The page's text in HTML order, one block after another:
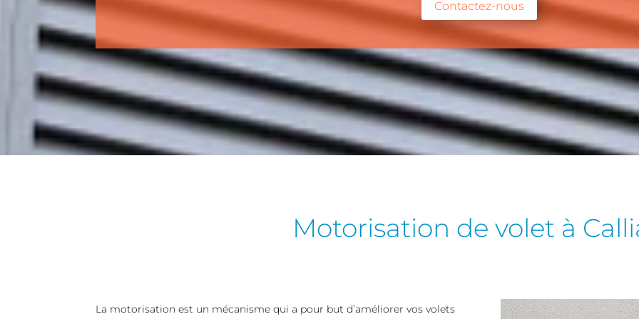
Contactez-nous
Motorisation de volet à
La motorisation est un mécanisme qui a pour but d’améliorer vos volets